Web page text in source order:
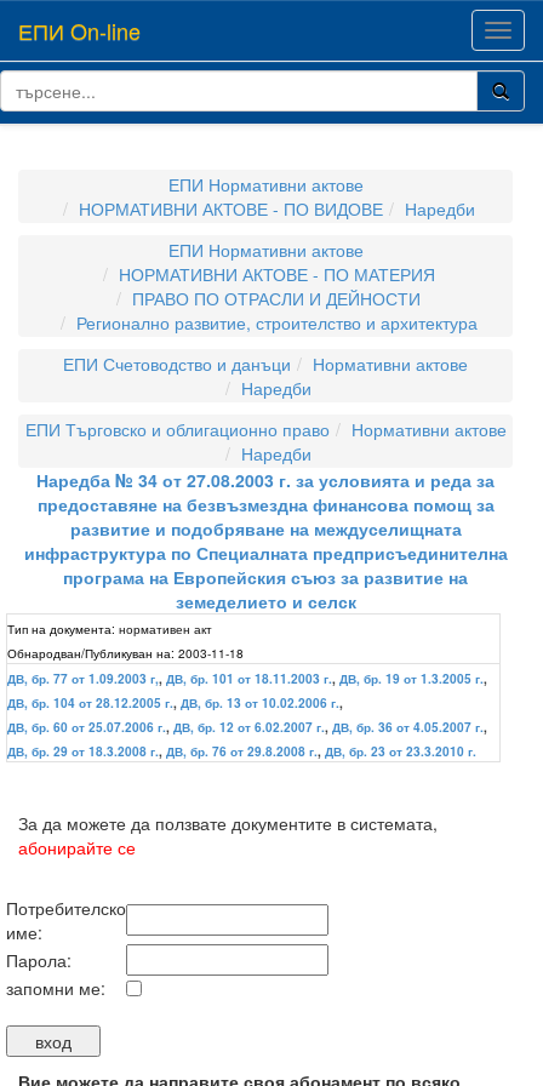
ЕПИ On-line
ЕПИ Нормативни актове
НОРМАТИВНИ АКТОВЕ - ПО ВИДОВЕ
Наредби
ЕПИ Нормативни актове
НОРМАТИВНИ АКТОВЕ - ПО МАТЕРИЯ
ПРАВО ПО ОТРАСЛИ И ДЕЙНОСТИ
Регионално развитие, строителство и архитектура
ЕПИ Счетоводство и данъци
Нормативни актове
Наредби
ЕПИ Търговско и облигационно право
Нормативни актове
Наредби
Наредба № 34 от 27.08.2003 г. за условията и реда за
предоставяне на безвъзмездна финансова помощ за
развитие и подобряване на междуселищната
инфраструктура по Специалната предприсъединителна
програма на Европейския съюз за развитие на
земеделието и селск
Тип на документа: нормативен акт
Обнародван/Публикуван на: 2003-11-18
ДВ, бр. 77 от 1.09.2003 г,, ДВ, бр. 101 от 18.11.2003 г., ДВ, бр. 19 от 1.3.2005 г.,
ДВ, бр. 104 от 28.12.2005 г., ДВ, бр. 13 от 10.02.2006 г.,
ДВ, бр. 60 от 25.07.2006 г., ДВ, бр. 12 от 6.02.2007 г., ДВ, бр. 36 от 4.05.2007 г.,
ДВ, бр. 29 от 18.3.2008 г., ДВ, бр. 76 от 29.8.2008 г., ДВ, бр. 23 от 23.3.2010 г.
За да можете да ползвате документите в системата,
абонирайте се
Потребителско
име:
Парола:
запомни ме:
Вие можете да направите своя абонамент по всяко